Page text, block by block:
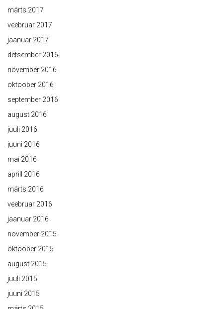
märts 2017
veebruar 2017
jaanuar 2017
detsember 2016
november 2016
oktoober 2016
september 2016
august 2016
juuli 2016
juuni 2016
mai 2016
aprill 2016
märts 2016
veebruar 2016
jaanuar 2016
november 2015
oktoober 2015
august 2015
juuli 2015
juuni 2015